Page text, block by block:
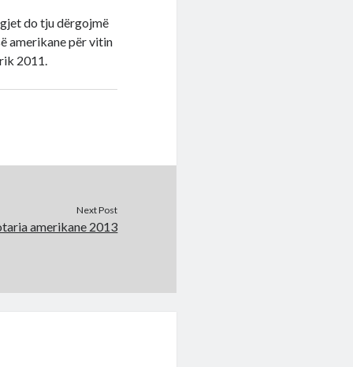
do tju dërgojmë
amerikane për vitin
2011.
Next Post
amerikane 2013